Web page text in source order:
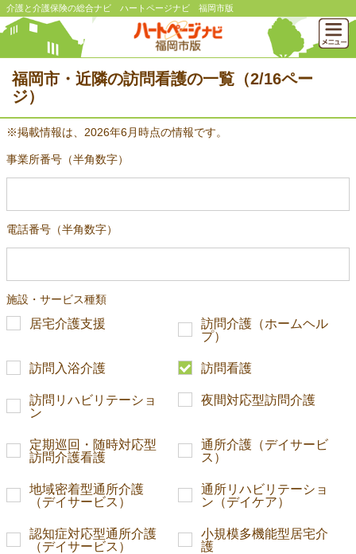
介護と介護保険の総合ナビ ハートページナビ 福岡市版
福岡市・近隣の訪問看護の一覧（2/16ペー
ジ）
※掲載情報は、2026年6月時点の情報です。
事業所番号（半角数字）
電話番号（半角数字）
施設・サービス種類
居宅介護支援
訪問介護（ホームヘル
プ）
訪問入浴介護 訪問看護
訪問リハビリテーショ
ン
夜間対応型訪問介護
定期巡回・随時対応型
訪問介護看護
通所介護（デイサービ
ス）
地域密着型通所介護
（デイサービス）
通所リハビリテーショ
ン（デイケア）
認知症対応型通所介護
（デイサービス）
小規模多機能型居宅介
護